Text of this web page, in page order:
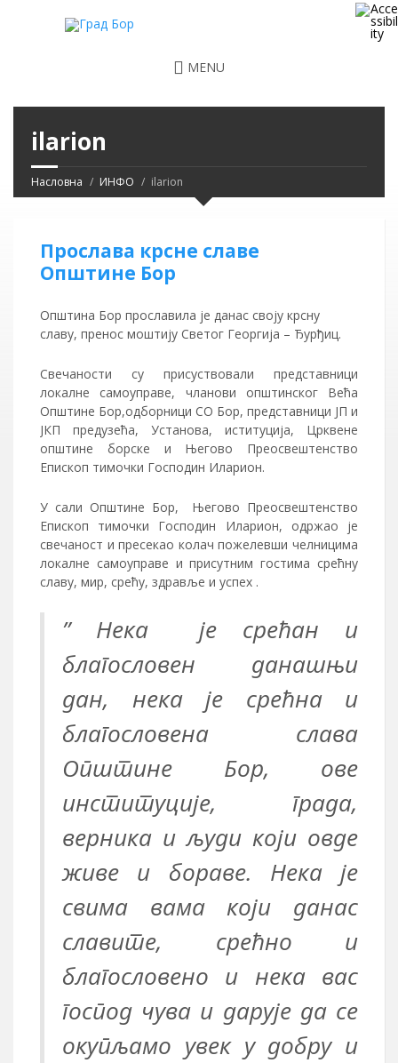
MENU
ilarion
Насловна ИНФО ilarion
Прослава крсне славе
Општине Бор
Општина Бор прославила је данас своју крсну
славу, пренос моштију Светог Георгија – Ђурђиц.
Свечаности су присуствовали представници
локалне самоуправе, чланови општинског Већа
Општине Бор,одборници СО Бор, представници ЈП и
ЈКП предузећа, Установа, иституција, Црквене
општине борске и Његово Преосвештенство
Епископ тимочки Господин Иларион.
У сали Општине Бор, Његово Преосвештенство
Епископ тимочки Господин Иларион, одржао је
свечаност и пресекао колач пожелевши челницима
локалне самоуправе и присутним гостима срећну
славу, мир, срећу, здравље и успех .
” Нека је срећан и
благословен данашњи
дан, нека је срећна и
благословена слава
Општине Бор, ове
институције, града,
верника и људи који овде
живе и бораве. Нека је
свима вама који данас
славите, срећно и
благословено и нека вас
господ чува и дарује да се
окупљамо увек у добру и